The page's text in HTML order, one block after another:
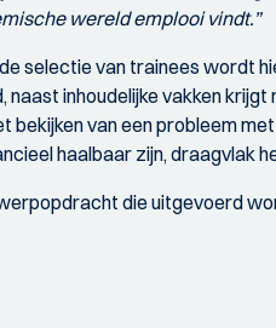
wereld emplooi vindt.”
selectie van trainees wordt
inhoudelijke vakken krijgt
van een probleem
haalbaar zijn, draagvlak
die uitgevoerd